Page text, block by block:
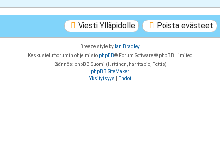
Poista evästeet
Viesti Ylläpidolle
Breeze style by Ian Bradley
Keskustelufoorumin ohjelmisto phpBB® Forum Software © phpBB Limited
Käännös: phpBB Suomi (lurttinen, harritapio, Pettis)
phpBB SiteMaker
Yksityisyys
Ehdot